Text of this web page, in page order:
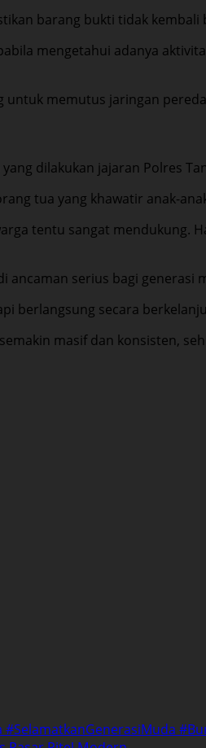
barang bukti tidak kembali
mengetahui adanya
memutus jaringan
dilakukan jajaran Polres
tua yang khawatir anak-
tentu sangat mendukung.
ancaman serius bagi generasi
berlangsung secara
masif dan konsisten,